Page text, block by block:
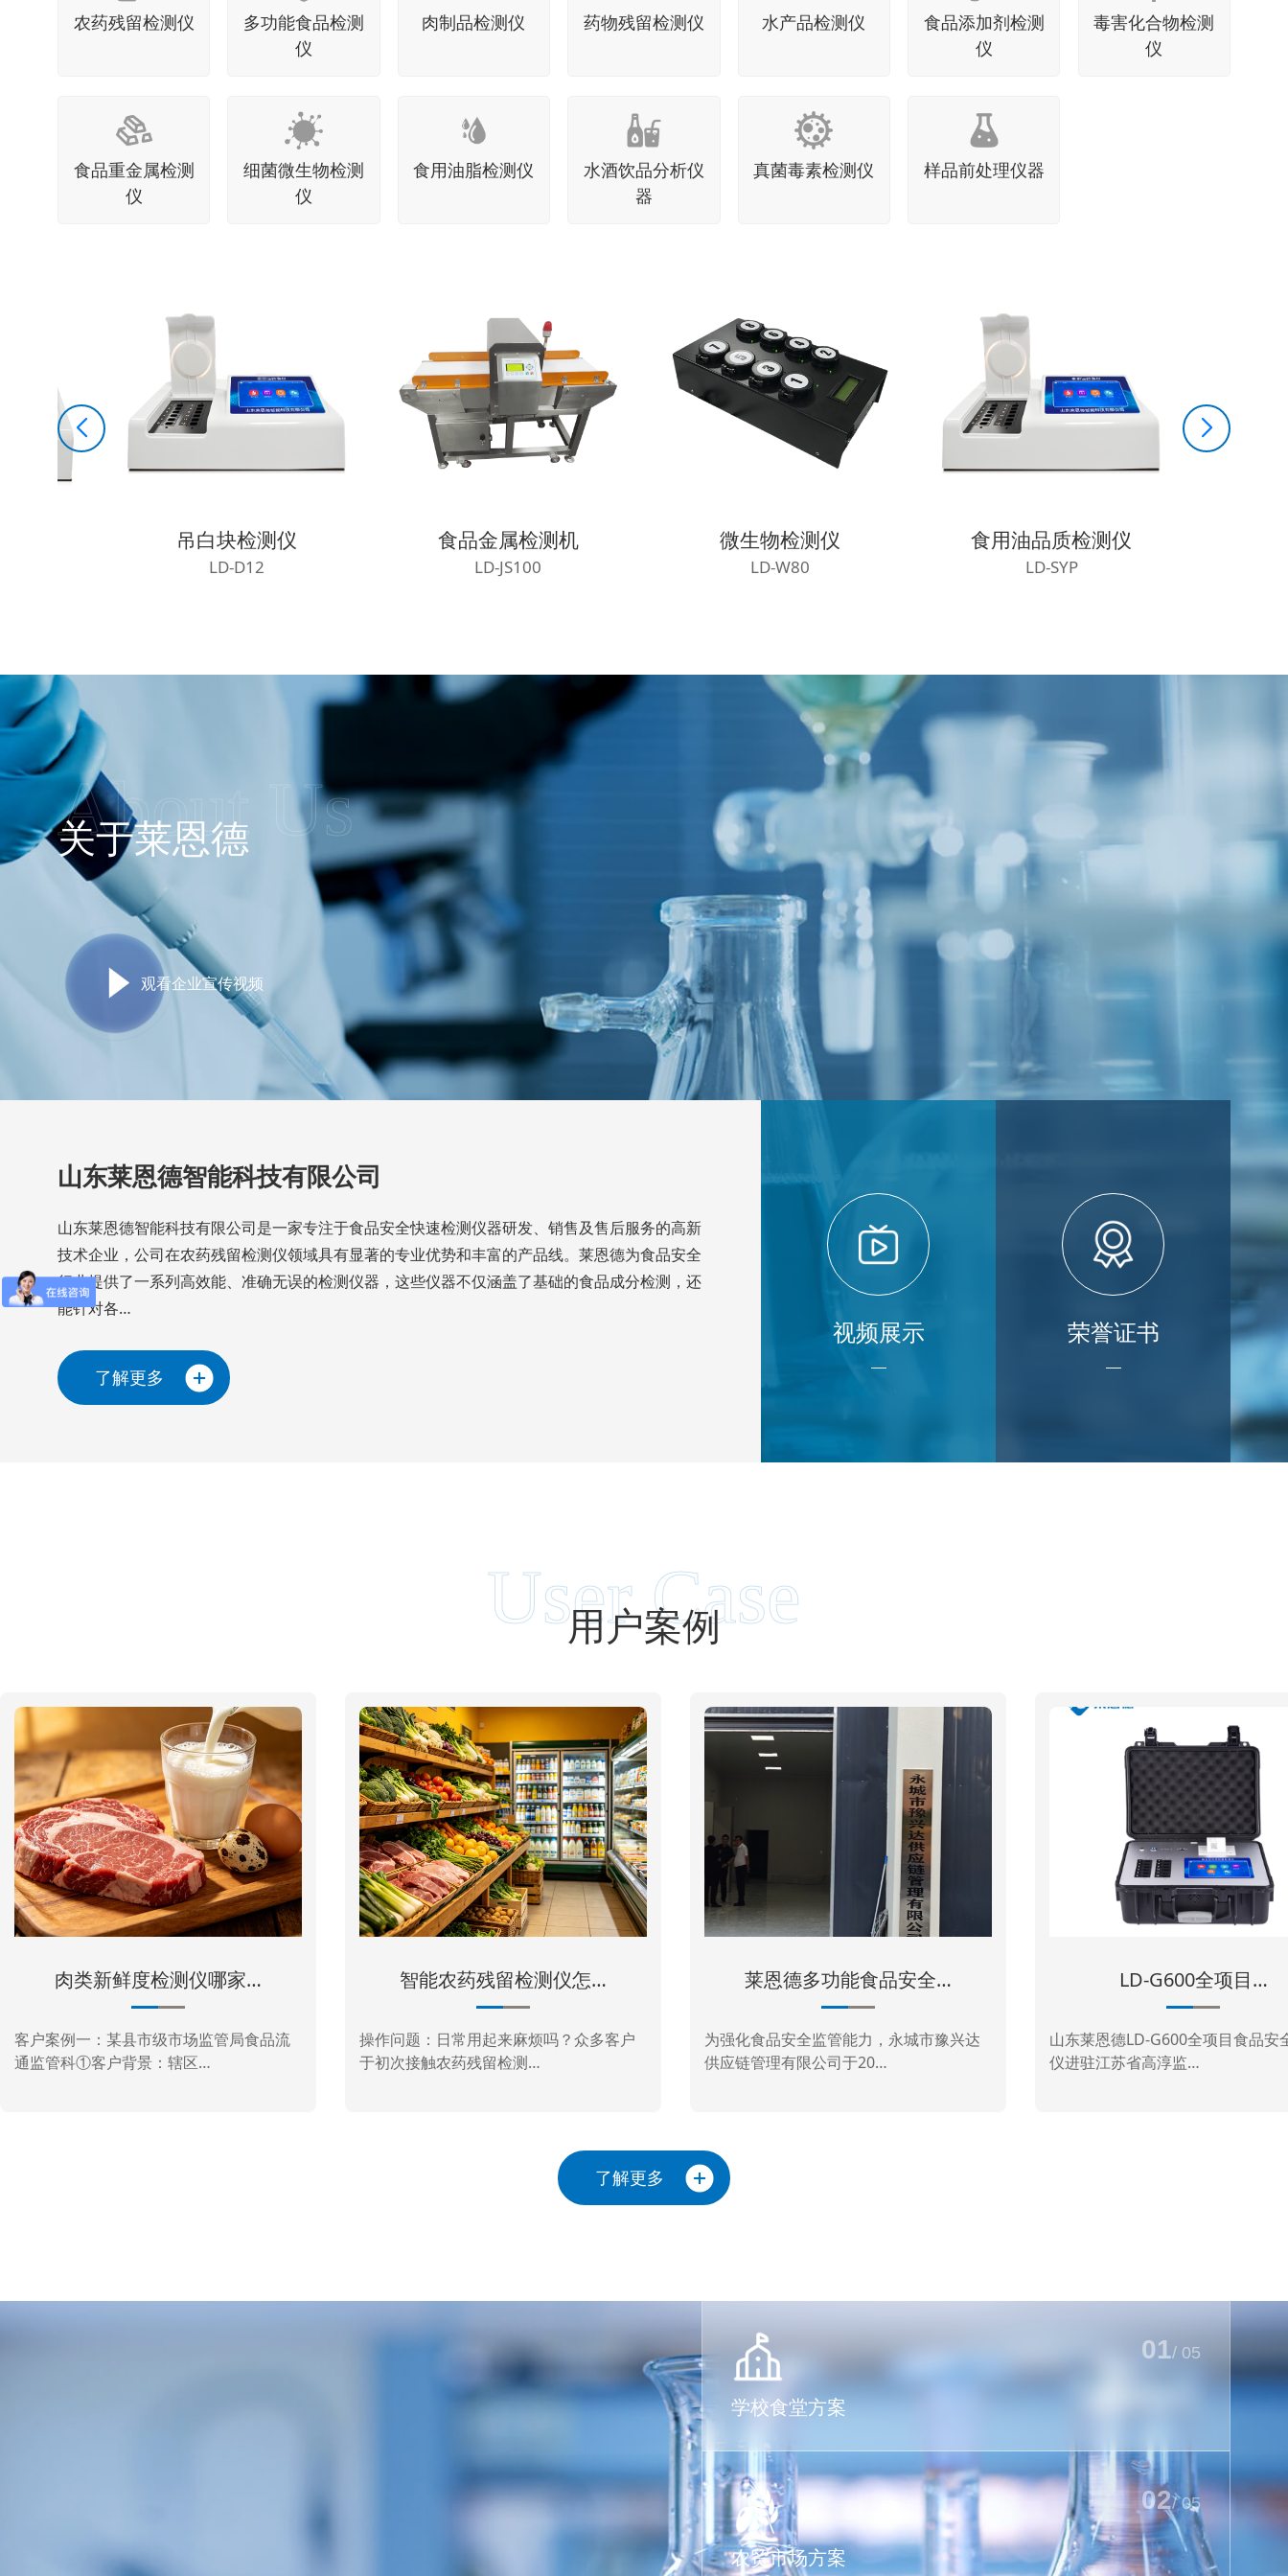
农药残留检测仪
多功能食品检测
仪
肉制品检测仪 药物残留检测仪 水产品检测仪
食品添加剂检测
仪
毒害化合物检测
仪
食品重金属检测
仪
细菌微生物检测
仪
食用油脂检测仪
水酒饮品分析仪
器
真菌毒素检测仪 样品前处理仪器
食品金属检测机
LD-JS100
微生物检测仪
LD-W80
食用油品质检测仪
LD-SYP
乳制品分析仪
LD-SLP
About Us
关于莱恩德
观看企业宣传视频
山东莱恩德智能科技有限公司
山东莱恩德智能科技有限公司是一家专注于食品安全快速检测仪器研发、销售及售后服务的高新
技术企业，公司在农药残留检测仪领域具有显著的专业优势和丰富的产品线。莱恩德为食品安全
行业提供了一系列高效能、准确无误的检测仪器，这些仪器不仅涵盖了基础的食品成分检测，还
能针对各…
了解更多
视频展示 荣誉证书
User Case
用户案例
哪家…
管局食品流
智能农药残留检测仪怎…
操作问题：日常用起来麻烦吗？众多客户
于初次接触农药残留检测…
莱恩德多功能食品安全…
为强化食品安全监管能力，永城市豫兴达
供应链管理有限公司于20…
LD-G600全项目…
山东莱恩德LD-G600全项目食品安全检测
仪进驻江苏省高淳监…
从此
在当今社会中
尤其是在校
了解更多
学校食堂方案
01/ 05
农贸市场方案
02/05